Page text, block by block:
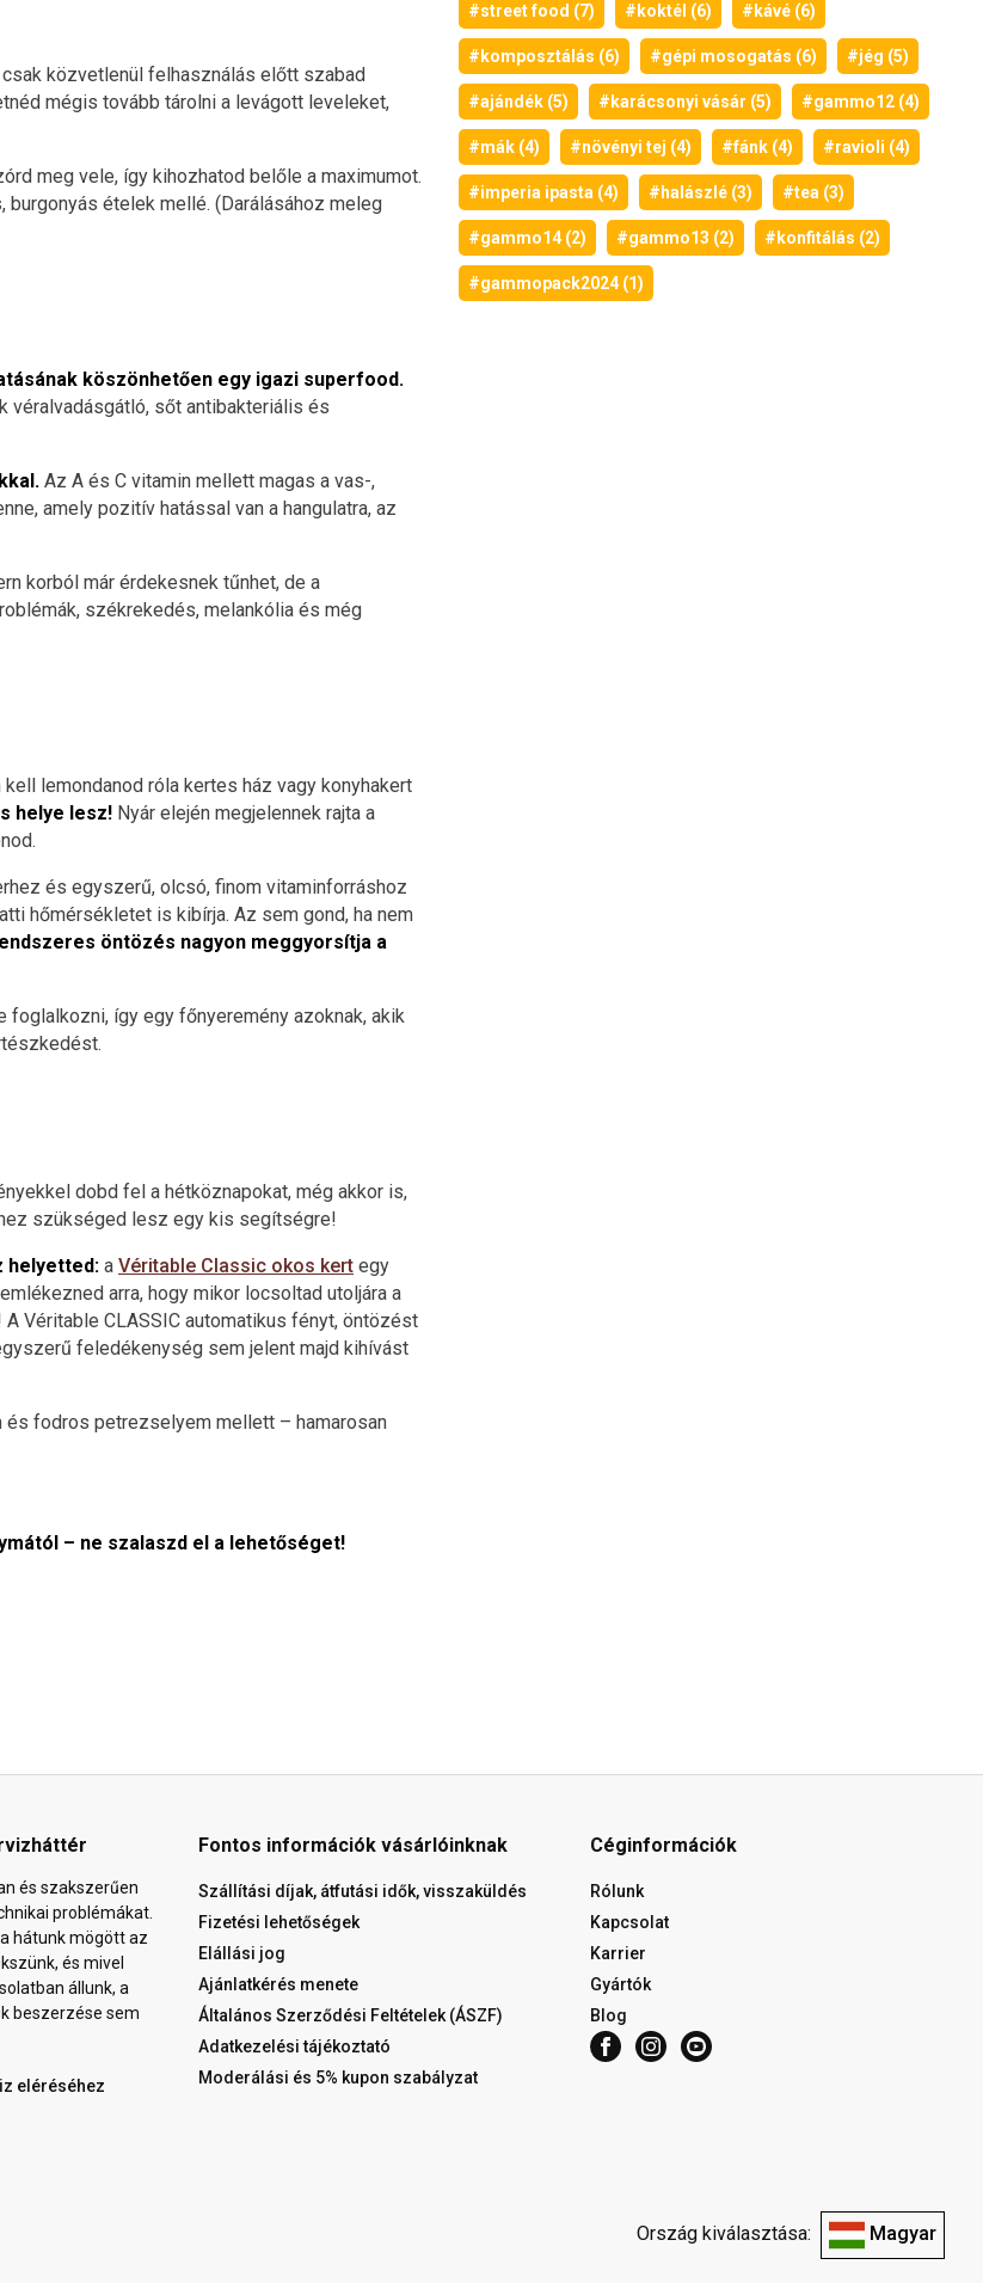
csak közvetlenül felhasználás előtt szabad
mégis tovább tárolni a levágott leveleket,
meg vele, így kihozhatod belőle a maximumot.
ételek mellé. (Darálásához meleg
köszönhetően egy igazi superfood.
véralvadásgátló, sőt antibakteriális és
Az A és C vitamin mellett magas a vas-,
amely pozitív hatással van a hangulatra, az
korból már érdekesnek tűnhet, de a
székrekedés, melankólia és még
lemondanod róla kertes ház vagy konyhakert
helye lesz! Nyár elején megjelennek rajta a
és egyszerű, olcsó, finom vitaminforráshoz
hőmérsékletet is kibírja. Az sem gond, ha nem
öntözés nagyon meggyorsítja a
foglalkozni, így egy főnyeremény azoknak, akik
dobd fel a hétköznapokat, még akkor is,
szükséged lesz egy kis segítségre!
helyetted: a Véritable Classic okos kert egy
arra, hogy mikor locsoltad utoljára a
Véritable CLASSIC automatikus fényt, öntözést
feledékenység sem jelent majd kihívást
és fodros petrezselyem mellett – hamarosan
– ne szalaszd el a lehetőséget!
#street food (7) #koktél (6) #kávé (6)
#komposztálás (6) #gépi mosogatás (6) #jég (5)
#ajándék (5) #karácsonyi vásár (5) #gammo12 (4)
#mák (4) #növényi tej (4) #fánk (4) #ravioli (4)
#imperia ipasta (4) #halászlé (3) #tea (3)
#gammo14 (2) #gammo13 (2) #konfitálás (2)
#gammopack2024 (1)
és szakszerűen
problémákat.
hátunk mögött az
és mivel
állunk, a
beszerzése sem
eléréséhez
Fontos információk vásárlóinknak
Szállítási díjak, átfutási idők, visszaküldés
Fizetési lehetőségek
Elállási jog
Ajánlatkérés menete
Általános Szerződési Feltételek (ÁSZF)
Adatkezelési tájékoztató
Moderálási és 5% kupon szabályzat
Céginformációk
Rólunk
Kapcsolat
Karrier
Gyártók
Blog
Ország kiválasztása: Magyar